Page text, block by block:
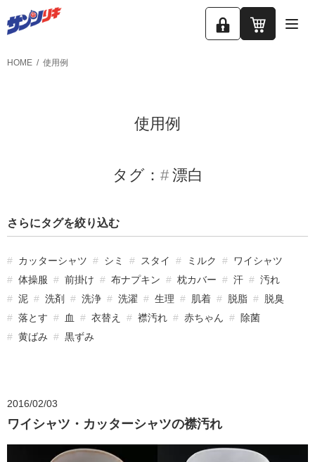
ロ
カ
HOME 使用例
使用例
タグ： 漂白
さらにタグを絞り込む
カッターシャツ シミ スタイ ミルク
ワイシャツ
体操服
前掛け 布ナプキン 枕カバー 汗
汚れ
泥
洗剤 洗浄 洗濯 生理 肌着 脱脂
脱臭
落とす
血 衣替え 襟汚れ 赤ちゃん
除菌
黄ばみ
黒ずみ
2016/02/03
ワイシャツ・カッターシャツの襟汚れ